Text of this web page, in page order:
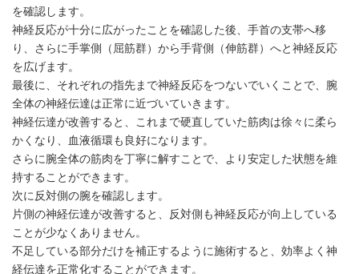
を確認します。
神経反応が十分に広がったことを確認した後、手首の支帯へ移
り、さらに手掌側（屈筋群）から手背側（伸筋群）へと神経反応
を広げます。
最後に、それぞれの指先まで神経反応をつないでいくことで、腕
全体の神経伝達は正常に近づいていきます。
神経伝達が改善すると、これまで硬直していた筋肉は徐々に柔ら
かくなり、血液循環も良好になります。
さらに腕全体の筋肉を丁寧に解すことで、より安定した状態を維
持することができます。
次に反対側の腕を確認します。
片側の神経伝達が改善すると、反対側も神経反応が向上している
ことが少なくありません。
不足している部分だけを補正するように施術すると、効率よく神
経伝達を正常化することができます。